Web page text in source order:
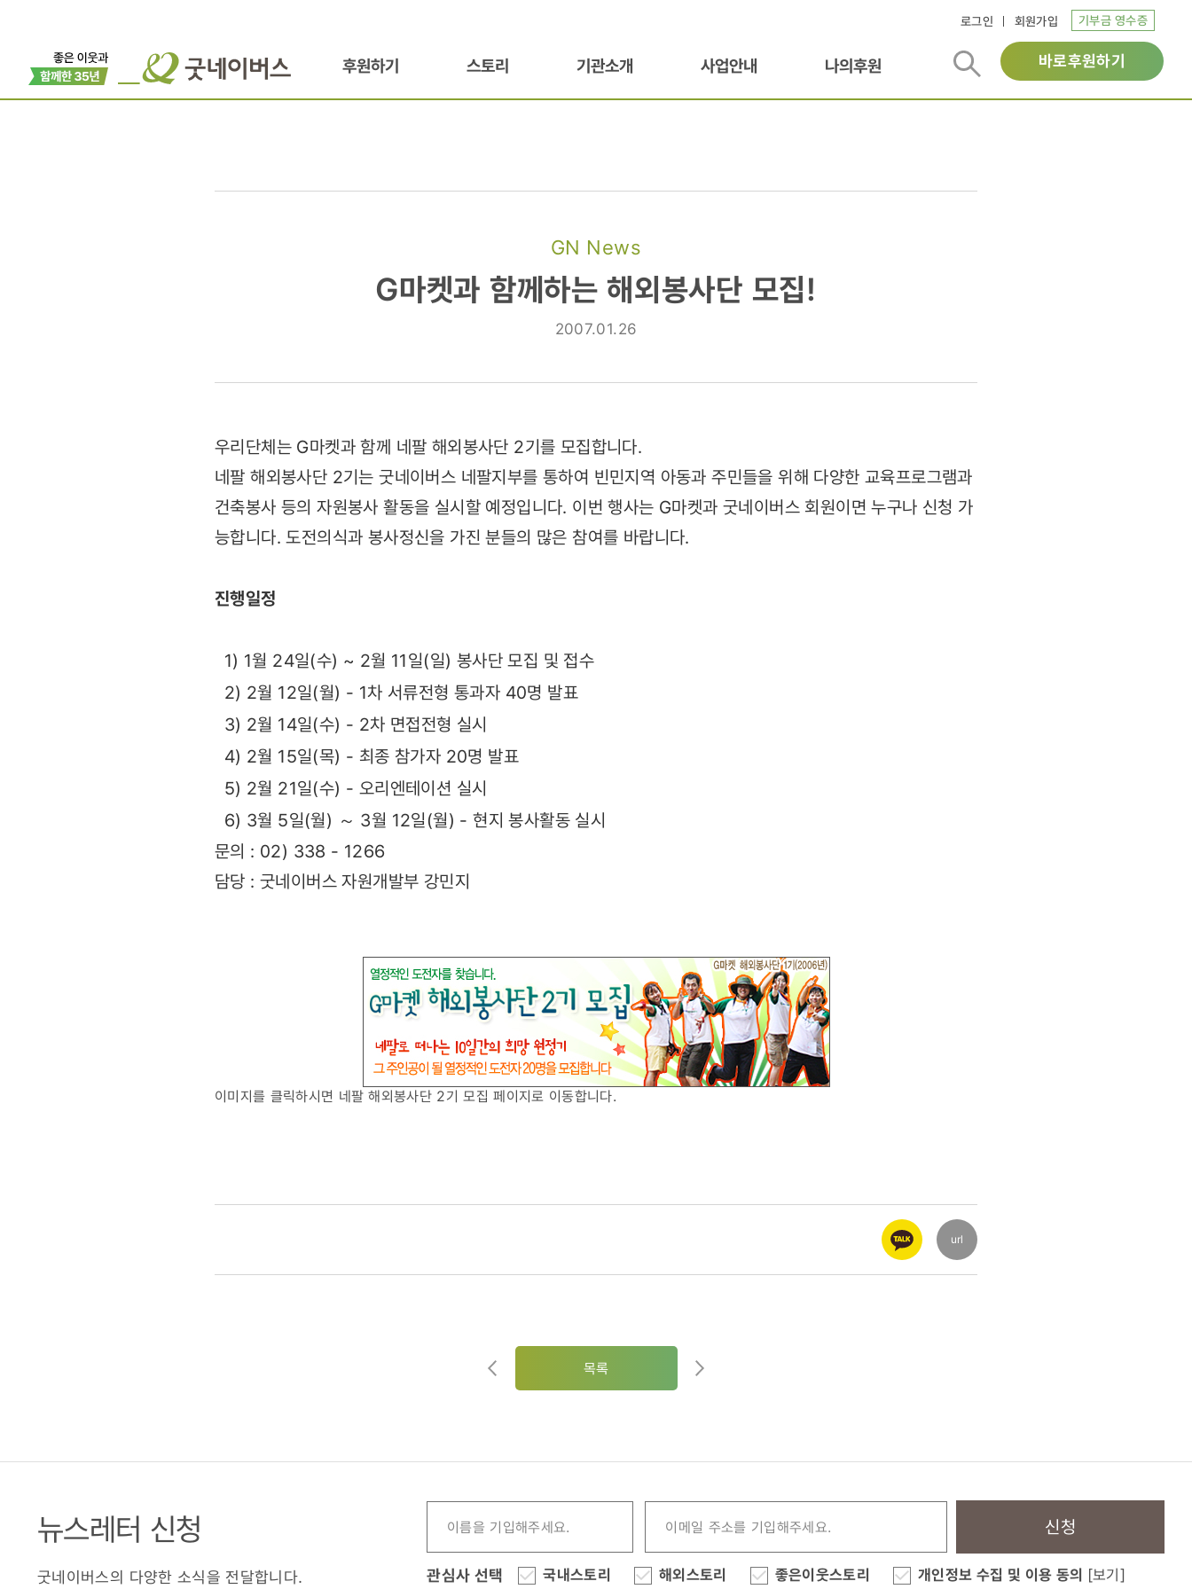
로그인 회원가입 기부금 영수증
후원하기 스토리 기관소개 사업안내 나의후원 바로후원하기
GN News
해외봉사단
G마켓과 함께하는 해외봉사단 모집!
2007.01.26
우리단체는 G마켓과 함께 네팔 해외봉사단 2기를 모집합니다.
네팔 해외봉사단 2기는 굿네이버스 네팔지부를 통하여 빈민지역 아동과 주민들을 위해 다양한 교육프로그램과
건축봉사 등의 자원봉사 활동을 실시할 예정입니다. 이번 행사는 G마켓과 굿네이버스 회원이면 누구나 신청 가
능합니다. 도전의식과 봉사정신을 가진 분들의 많은 참여를 바랍니다.
진행일정
1) 1월 24일(수) ~ 2월 11일(일) 봉사단 모집 및 접수
2) 2월 12일(월) - 1차 서류전형 통과자 40명 발표
3) 2월 14일(수) - 2차 면접전형 실시
4) 2월 15일(목) - 최종 참가자 20명 발표
5) 2월 21일(수) - 오리엔테이션 실시
6) 3월 5일(월) ～ 3월 12일(월) - 현지 봉사활동 실시
문의 : 02) 338 - 1266
담당 : 굿네이버스 자원개발부 강민지
이미지를 클릭하시면 네팔 해외봉사단 2기 모집 페이지로 이동합니다.
url
목록
뉴스레터 신청
굿네이버스의 다양한 소식을 전달합니다.
신청
관심사 선택 국내스토리 해외스토리 좋은이웃스토리 개인정보 수집 및 이용 동의 [보기]